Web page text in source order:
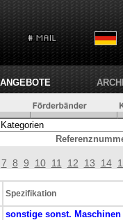
ANGEBOTE
7 8 9 10 11 12 13 14
Spezifikation
sonstige sonst.